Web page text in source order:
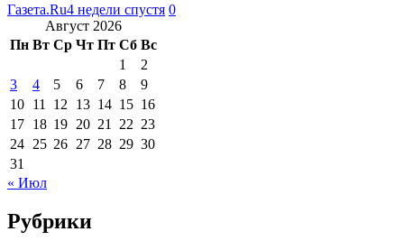
Газета.Ru4 недели спустя 0
Август 2026
Пн Вт Ср Чт Пт Сб Вс
1
2
3
4 5 6 7 8
9
10 11 12 13 14 15 16
17 18 19 20 21 22 23
24 25 26 27 28 29 30
31
« Июл
Рубрики